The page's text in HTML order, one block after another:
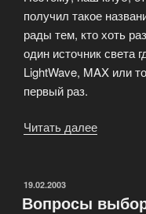
получил такое
рады тем, кто хоть
один источник света
LightWave, MAX или
первый раз.
Читать далее
ОПУБЛИКОВАНО
19.02.2003
Вопросы